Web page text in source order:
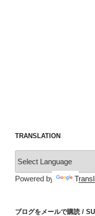
TRANSLATION
Powered by
ブログをメールで購読 /